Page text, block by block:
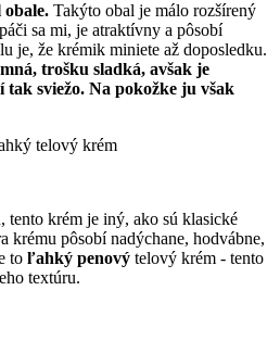
obale. Takýto obal je málo rozšírený
sa mi, je atraktívny a pôsobí
je, že krémik miniete až doposledku.
trošku sladká, avšak je
tak sviežo. Na pokožke ju však
tento krém je iný, ako sú klasické
krému pôsobí nadýchane, hodvábne,
to ľahký penový telový krém - tento
textúru.